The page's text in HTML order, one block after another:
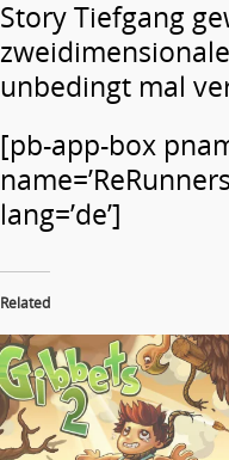
Story Tiefgang
unbedingt mal
[pb-app-box
lang=’de’]
Related